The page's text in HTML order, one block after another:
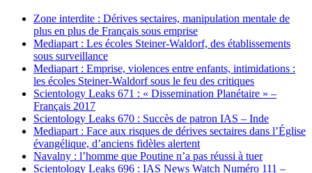
Zone interdite : Dérives sectaires, manipulation mentale de
plus en plus de Français sous emprise
Mediapart : Les écoles Steiner-Waldorf, des établissements
sous surveillance
Mediapart : Emprise, violences entre enfants, intimidations :
les écoles Steiner-Waldorf sous le feu des critiques
Scientology Leaks 671 : « Dissemination Planétaire » –
Français 2017
Scientology Leaks 670 : Succès de patron IAS – Inde
Mediapart : Face aux risques de dérives sectaires dans l’Église
évangélique, d’anciens fidèles alertent
Navalny : l’homme que Poutine n’a pas réussi à tuer
Scientology Leaks 696 : IAS News Watch Numéro 111 –